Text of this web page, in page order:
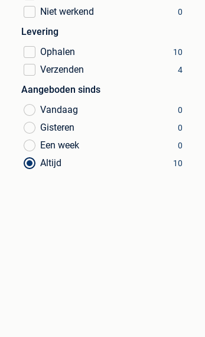
Niet werkend 0
Levering
Ophalen
10
Verzenden 4
Aangeboden sinds
Vandaag
0
Gisteren 0
Een week 0
Altijd 10